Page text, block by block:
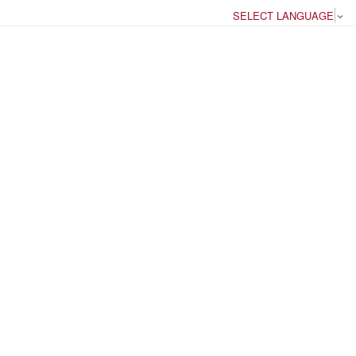
SELECT LANGUAGE